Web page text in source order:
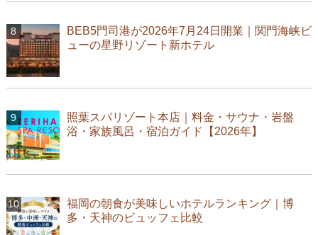
BEB5門司港が2026年7月24日開業｜関門海峡ビ
ューの星野リゾート新ホテル
照葉スパリゾート本店｜料金・サウナ・岩盤
浴・家族風呂・宿泊ガイド【2026年】
福岡の朝食が美味しいホテルランキング｜博
多・天神のビュッフェ比較